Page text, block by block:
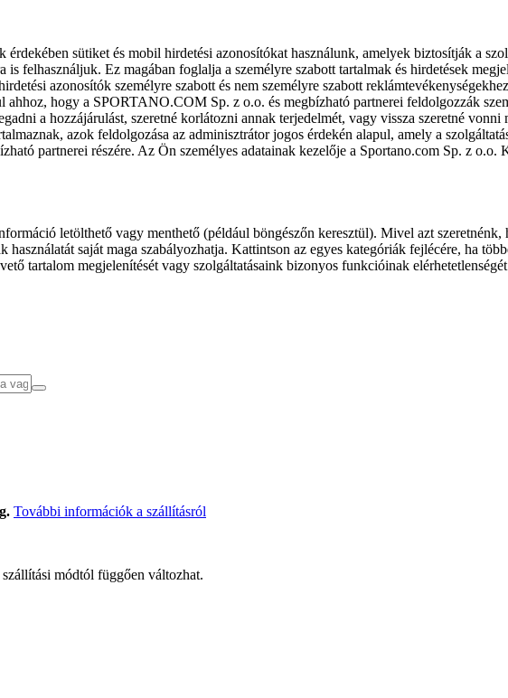
sütiket és mobil hirdetési azonosítókat használunk, amelyek biztosítják a
is felhasználjuk. Ez magában foglalja a személyre szabott tartalmak és hirdetések
azonosítók személyre szabott és nem személyre szabott
hogy a SPORTANO.COM Sp. z o.o. és megbízható partnerei feldolgozzák
a hozzájárulást, szeretné korlátozni annak terjedelmét, vagy vissza szeretné
azok feldolgozása az adminisztrátor jogos érdekén alapul, amely a
partnerei részére. Az Ön személyes adatainak kezelője a Sportano.com Sp. z o.o.
letölthető vagy menthető (például böngészőn keresztül). Mivel azt szeretnénk,
saját maga szabályozhatja. Kattintson az egyes kategóriák fejlécére, ha
tartalom megjelenítését vagy szolgáltatásaink bizonyos funkcióinak
További információk a szállításról
módtól függően változhat.